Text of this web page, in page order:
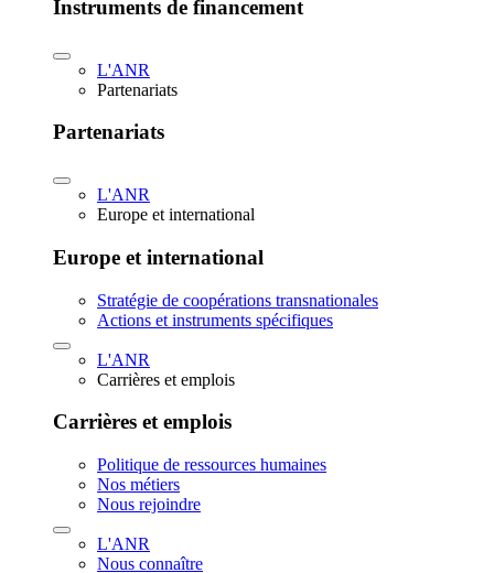
Instruments de financement
L'ANR
Partenariats
Partenariats
L'ANR
Europe et international
Europe et international
Stratégie de coopérations transnationales
Actions et instruments spécifiques
L'ANR
Carrières et emplois
Carrières et emplois
Politique de ressources humaines
Nos métiers
Nous rejoindre
L'ANR
Nous connaître